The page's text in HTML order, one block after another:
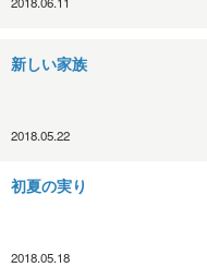
新しい家族
2018.05.22
初夏の実り
2018.05.18